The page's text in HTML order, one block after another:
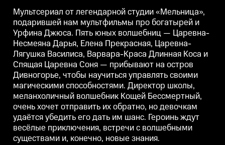
остров Дивногорье, чтобы
научиться управлять своими
магическими способностями.
Директор школы,
меланхоличный волшебник
Кощей Бессмертный, очень
хочет отправить их обратно, но
девочкам удаётся убедить его
дать им шанс. Героинь ждут
весёлые приключения, встречи
с волшебными существами и,
конечно, новые знания.
остров Дивногорье, чтобы
научиться управлять своими
магическими способностями.
Директор школы,
меланхоличный волшебник
Кощей Бессмертный, очень
хочет отправить их обратно, но
девочкам удаётся убедить его
дать им шанс. Героинь ждут
весёлые приключения, встречи
с волшебными существами и,
конечно, новые знания.
Мультсериал от легендарной студии «Мельница»,
подарившей нам мультфильмы про богатырей и
Урфина Джюса. Пять юных волшебниц — Царевна-
Несмеяна Дарья, Елена Прекрасная, Царевна-
Лягушка Василиса, Варвара-Краса Длинная Коса и
Спящая Царевна Соня — прибывают на остров
Дивногорье, чтобы научиться управлять своими
магическими способностями. Директор школы,
меланхоличный волшебник Кощей Бессмертный,
очень хочет отправить их обратно, но девочкам
удаётся убедить его дать им шанс. Героинь ждут
весёлые приключения, встречи с волшебными
существами и, конечно, новые знания.